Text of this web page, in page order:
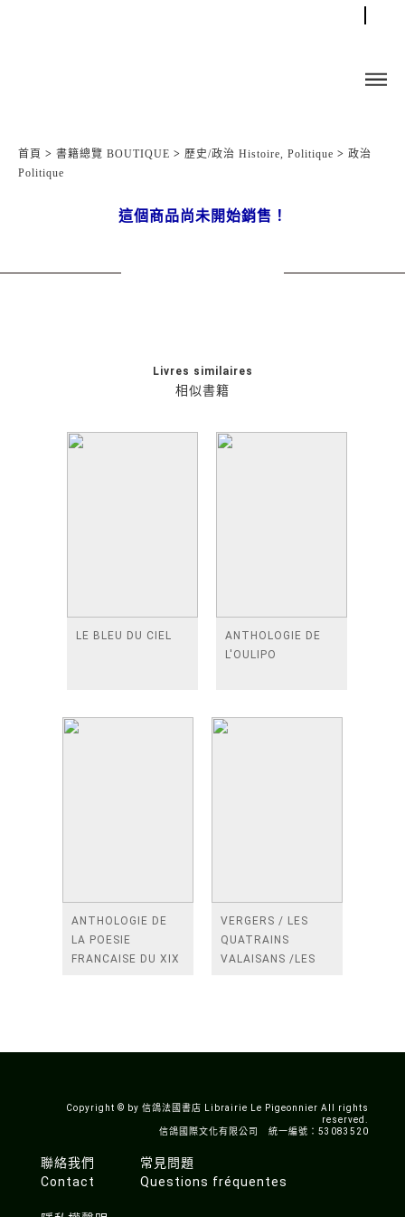
首頁 > 書籍總覽 BOUTIQUE > 歷史/政治 Histoire, Politique > 政治
Politique
這個商品尚未開始銷售！
相似書籍
Livres similaires
LE BLEU DU CIEL
ANTHOLOGIE DE
L'OULIPO
ANTHOLOGIE DE
LA POESIE
FRANCAISE DU XIX
VERGERS / LES
QUATRAINS
VALAISANS /LES
Copyright © by 信鴿法國書店 Librairie Le Pigeonnier All rights
reserved.
信鴿國際文化有限公司 統一編號：53083520
聯絡我們
Contact
常見問題
Questions fréquentes